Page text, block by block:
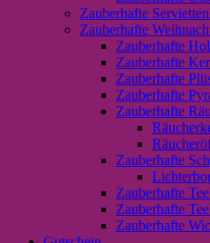
Zauberhafte
Zauberhafte
Zauberhafte
Zauberhafte
Zauberhafte
Zauberhafte
Zauberhafte
Zauberhafte
Zauberhafte
Zauberhafte
Zauberhafte